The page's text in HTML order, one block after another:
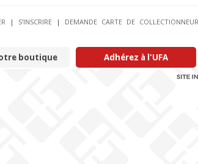
| S’INSCRIRE | DEMANDE CARTE DE COLLECTIONNEUR
boutique Adhérez à l'UFA